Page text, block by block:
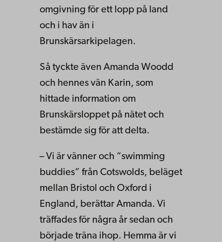
omgivning för ett lopp på land
och i hav än i
Brunskärsarkipelagen.
Så tyckte även Amanda Woodd
och hennes vän Karin, som
hittade information om
Brunskärsloppet på nätet och
bestämde sig för att delta.
– Vi är vänner och “swimming
buddies” från Cotswolds, beläget
mellan Bristol och Oxford i
England, berättar Amanda. Vi
träffades för några år sedan och
började träna ihop. Hemma är vi